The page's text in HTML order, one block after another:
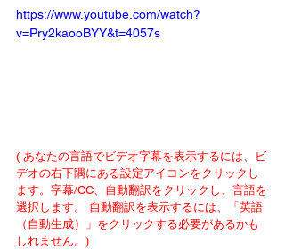
https://www.youtube.com/watch?
v=Pry2kaooBYY&t=4057s
( あなたの言語でビデオ字幕を表示するには、ビ
デオの右下隅にある設定アイコンをクリックし
ます。字幕/CC、自動翻訳をクリックし、言語を
選択します。 自動翻訳を表示するには、「英語
（自動生成）」をクリックする必要があるかも
しれません。)